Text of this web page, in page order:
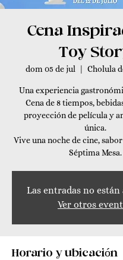
Cena
Toy
dom 05 de jul Cholula
Una experiencia
Cena de 8 tiempos,
proyección de película y
única.
Vive una noche de cine,
Séptima Mesa.
Las entradas no están
Ver otros
Horario y ubicación